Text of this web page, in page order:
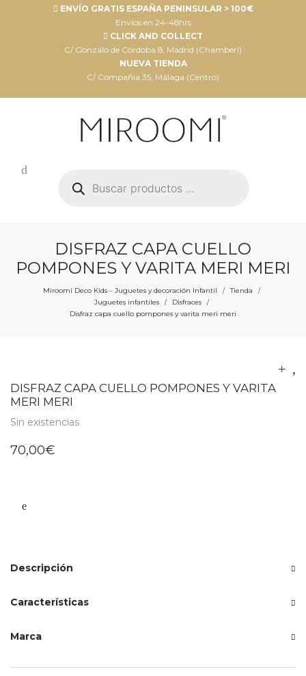
ENVÍO GRATIS ESPAÑA PENINSULAR > 100€
Envíos en 24-48hrs
CLICK AND COLLECT
C/ Gonzalo de Córdoba 8, Madrid (Chamberí)
NUEVA TIENDA
C/ Compañia 35, Málaga (Centro)
productos
DISFRAZ CAPA CUELLO
POMPONES Y VARITA MERI MERI
Miroomi Deco Kids – Juguetes y decoración Infantil / Tienda /
Juguetes infantiles / Disfraces /
Disfraz capa cuello pompones y varita meri meri
DISFRAZ CAPA CUELLO POMPONES Y VARITA
MERI MERI
Sin existencias
70,00€
Descripción
Características
Marca